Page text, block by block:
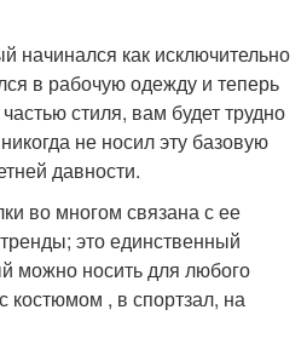
начинался как исключительно
в рабочую одежду и теперь
стиля, вам будет трудно
не носил эту базовую
давности.
во многом связана с ее
это единственный
можно носить для любого
костюмом , в спортзал, на